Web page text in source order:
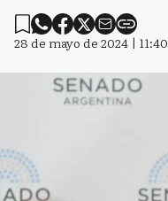
28 de mayo de 2024 | 11:40